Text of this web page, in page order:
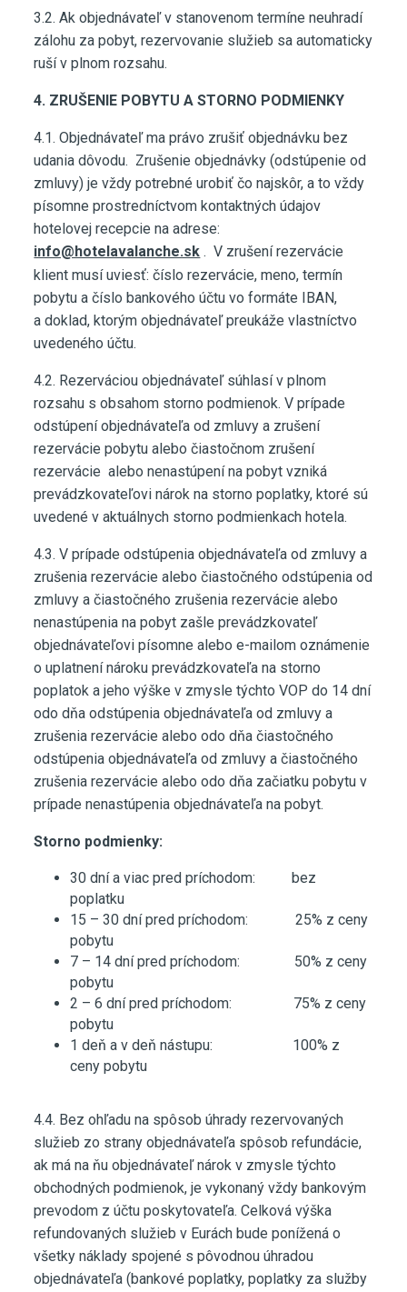
3.2. Ak objednávateľ v stanovenom termíne neuhradí
zálohu za pobyt, rezervovanie služieb sa automaticky
ruší v plnom rozsahu.
4. ZRUŠENIE POBYTU A STORNO PODMIENKY
4.1. Objednávateľ ma právo zrušiť objednávku bez
udania dôvodu. Zrušenie objednávky (odstúpenie od
zmluvy) je vždy potrebné urobiť čo najskôr, a to vždy
písomne prostredníctvom kontaktných údajov
hotelovej recepcie na adrese:
info@hotelavalanche.sk . V zrušení rezervácie
klient musí uviesť: číslo rezervácie, meno, termín
pobytu a číslo bankového účtu vo formáte IBAN,
a doklad, ktorým objednávateľ preukáže vlastníctvo
uvedeného účtu.
4.2. Rezerváciou objednávateľ súhlasí v plnom
rozsahu s obsahom storno podmienok. V prípade
odstúpení objednávateľa od zmluvy a zrušení
rezervácie pobytu alebo čiastočnom zrušení
rezervácie alebo nenastúpení na pobyt vzniká
prevádzkovateľovi nárok na storno poplatky, ktoré sú
uvedené v aktuálnych storno podmienkach hotela.
4.3. V prípade odstúpenia objednávateľa od zmluvy a
zrušenia rezervácie alebo čiastočného odstúpenia od
zmluvy a čiastočného zrušenia rezervácie alebo
nenastúpenia na pobyt zašle prevádzkovateľ
objednávateľovi písomne alebo e-mailom oznámenie
o uplatnení nároku prevádzkovateľa na storno
poplatok a jeho výške v zmysle týchto VOP do 14 dní
odo dňa odstúpenia objednávateľa od zmluvy a
zrušenia rezervácie alebo odo dňa čiastočného
odstúpenia objednávateľa od zmluvy a čiastočného
zrušenia rezervácie alebo odo dňa začiatku pobytu v
prípade nenastúpenia objednávateľa na pobyt.
Storno podmienky:
30 dní a viac pred príchodom: bez
poplatku
15 – 30 dní pred príchodom: 25% z ceny
pobytu
7 – 14 dní pred príchodom: 50% z ceny
pobytu
2 – 6 dní pred príchodom: 75% z ceny
pobytu
1 deň a v deň nástupu: 100% z
ceny pobytu
4.4. Bez ohľadu na spôsob úhrady rezervovaných
služieb zo strany objednávateľa spôsob refundácie,
ak má na ňu objednávateľ nárok v zmysle týchto
obchodných podmienok, je vykonaný vždy bankovým
prevodom z účtu poskytovateľa. Celková výška
refundovaných služieb v Eurách bude ponížená o
všetky náklady spojené s pôvodnou úhradou
objednávateľa (bankové poplatky, poplatky za služby